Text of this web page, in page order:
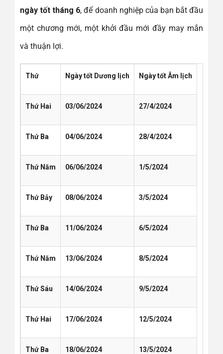
ngày tốt tháng 6, để doanh nghiệp của bạn bắt đầu
một chương mới, một khởi đầu mới đầy may mắn
và thuận lợi.
Thứ Ngày tốt Dương lịch Ngày tốt Âm lịch
Thứ Hai 03/06/2024 27/4/2024
Thứ Ba 04/06/2024 28/4/2024
Thứ Năm 06/06/2024 1/5/2024
Thứ Bảy 08/06/2024 3/5/2024
Thứ Ba 11/06/2024 6/5/2024
Thứ Năm 13/06/2024 8/5/2024
Thứ Sáu 14/06/2024 9/5/2024
Thứ Hai 17/06/2024 12/5/2024
Thứ Ba 18/06/2024 13/5/2024